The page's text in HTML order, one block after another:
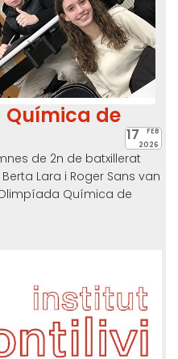
Química de
17 FEB
2026
de 2n de batxillerat
Lara i Roger Sans van
Química de